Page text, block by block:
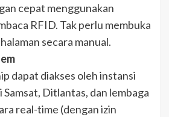
cepat menggunakan
RFID. Tak perlu membuka
secara manual.
dapat diakses oleh instansi
Ditlantas, dan lembaga
real-time (dengan izin